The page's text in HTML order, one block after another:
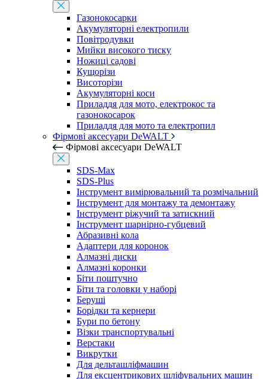
Газонокосарки
Акумуляторні електропили
Повітродувки
Мийки високого тиску
Ножиці садові
Кущорізи
Висоторізи
Акумуляторні коси
Приладдя для мото, електрокос та
газонокосарок
Приладдя для мото та електропил
Фірмові аксесуари DeWALT
Фірмові аксесуари DeWALT
SDS-Max
SDS-Plus
Інструмент вимірювальний та розмічальний
Інструмент для монтажу та демонтажу
Інструмент ріжучий та затискний
Інструмент шарнірно-губцевий
Абразивні кола
Адаптери для коронок
Алмазні диски
Алмазні коронки
Біти поштучно
Біти та головки у наборі
Беруші
Борідки та кернери
Бури по бетону
Візки транспортувальні
Верстаки
Викрутки
Для дельташліфмашин
Для ексцентрикових шліфувальних машин